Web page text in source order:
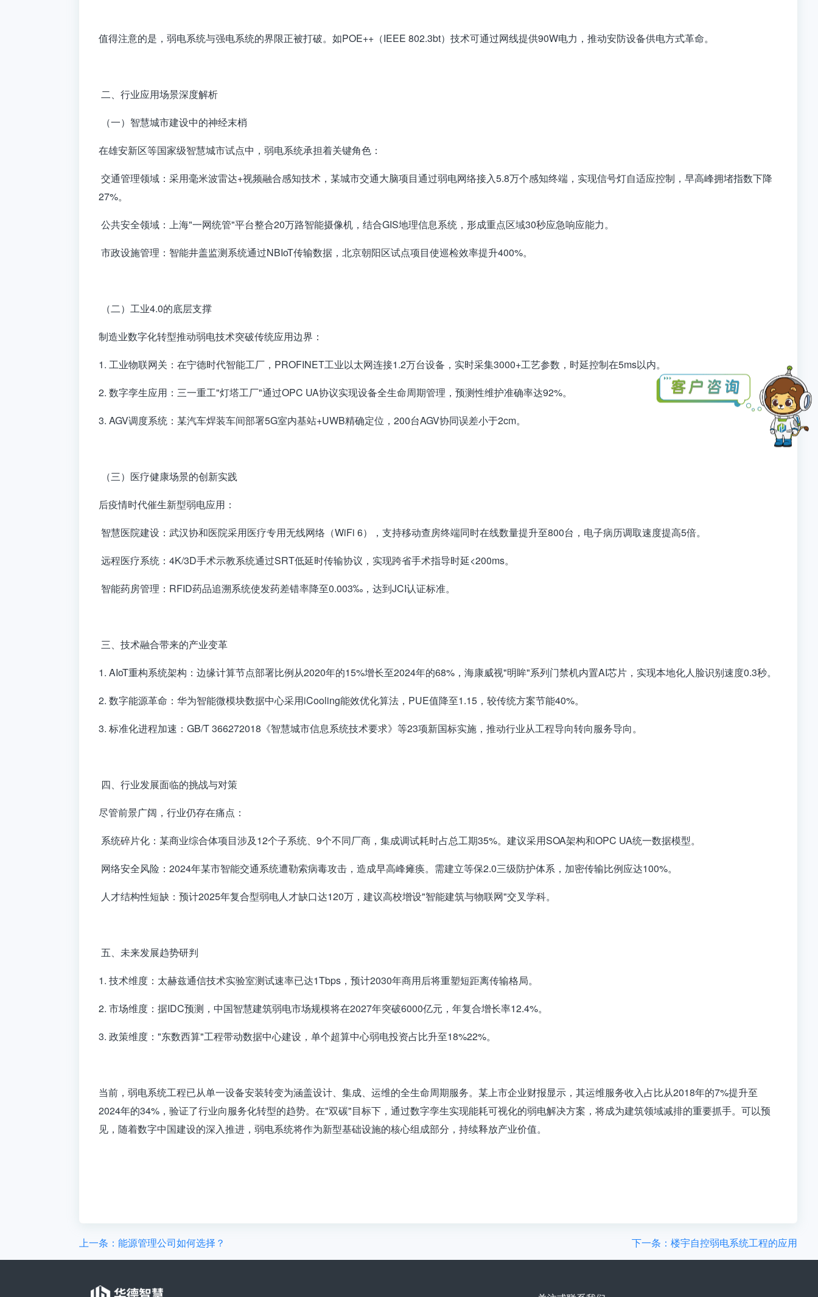
值得注意的是，弱电系统与强电系统的界限正被打破。如POE++（IEEE 802.3bt）技术可通过网线提供90W电力，推动安防设备供电方式革命。
二、行业应用场景深度解析
（一）智慧城市建设中的神经末梢
在雄安新区等国家级智慧城市试点中，弱电系统承担着关键角色：
交通管理领域：采用毫米波雷达+视频融合感知技术，某城市交通大脑项目通过弱电网络接入5.8万个感知终端，实现信号灯自适应控制，早高峰拥堵指数下降
27%。
公共安全领域：上海"一网统管"平台整合20万路智能摄像机，结合GIS地理信息系统，形成重点区域30秒应急响应能力。
市政设施管理：智能井盖监测系统通过NBIoT传输数据，北京朝阳区试点项目使巡检效率提升400%。
（二）工业4.0的底层支撑
制造业数字化转型推动弱电技术突破传统应用边界：
1. 工业物联网关：在宁德时代智能工厂，PROFINET工业以太网连接1.2万台设备，实时采集3000+工艺参数，时延控制在5ms以内。
2. 数字孪生应用：三一重工"灯塔工厂"通过OPC UA协议实现设备全生命周期管理，预测性维护准确率达92%。
3. AGV调度系统：某汽车焊装车间部署5G室内基站+UWB精确定位，200台AGV协同误差小于2cm。
（三）医疗健康场景的创新实践
后疫情时代催生新型弱电应用：
智慧医院建设：武汉协和医院采用医疗专用无线网络（WiFi 6），支持移动查房终端同时在线数量提升至800台，电子病历调取速度提高5倍。
远程医疗系统：4K/3D手术示教系统通过SRT低延时传输协议，实现跨省手术指导时延<200ms。
智能药房管理：RFID药品追溯系统使发药差错率降至0.003‰，达到JCI认证标准。
三、技术融合带来的产业变革
1. AIoT重构系统架构：边缘计算节点部署比例从2020年的15%增长至2024年的68%，海康威视"明眸"系列门禁机内置AI芯片，实现本地化人脸识别速度0.3秒。
2. 数字能源革命：华为智能微模块数据中心采用iCooling能效优化算法，PUE值降至1.15，较传统方案节能40%。
3. 标准化进程加速：GB/T 366272018《智慧城市信息系统技术要求》等23项新国标实施，推动行业从工程导向转向服务导向。
四、行业发展面临的挑战与对策
尽管前景广阔，行业仍存在痛点：
系统碎片化：某商业综合体项目涉及12个子系统、9个不同厂商，集成调试耗时占总工期35%。建议采用SOA架构和OPC UA统一数据模型。
网络安全风险：2024年某市智能交通系统遭勒索病毒攻击，造成早高峰瘫痪。需建立等保2.0三级防护体系，加密传输比例应达100%。
人才结构性短缺：预计2025年复合型弱电人才缺口达120万，建议高校增设"智能建筑与物联网"交叉学科。
五、未来发展趋势研判
1. 技术维度：太赫兹通信技术实验室测试速率已达1Tbps，预计2030年商用后将重塑短距离传输格局。
2. 市场维度：据IDC预测，中国智慧建筑弱电市场规模将在2027年突破6000亿元，年复合增长率12.4%。
3. 政策维度："东数西算"工程带动数据中心建设，单个超算中心弱电投资占比升至18%22%。
当前， 弱电系统工程已从单一设备安装转变为涵盖设计、集成、运维的全生命周期服务。某上市企业财报显示，其运维服务收入占比从2018年的7%提升至
2024年的34%，验证了行业向服务化转型的趋势。在"双碳"目标下，通过数字孪生实现能耗可视化的弱电解决方案，将成为建筑领域减排的重要抓手。可以预
见，随着数字中国建设的深入推进，弱电系统将作为新型基础设施的核心组成部分，持续释放产业价值。
上一条：能源管理公司如何选择？ 下一条：楼宇自控弱电系统工程的应用